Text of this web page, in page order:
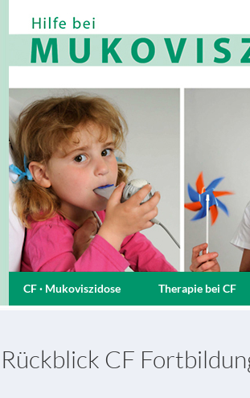
CF · Mukoviszidose Therapie bei CF
Rückblick CF